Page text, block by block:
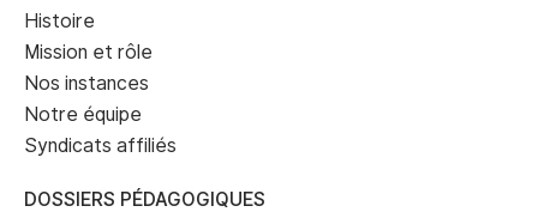
Histoire
Mission et rôle
Nos instances
Notre équipe
Syndicats affiliés
DOSSIERS PÉDAGOGIQUES